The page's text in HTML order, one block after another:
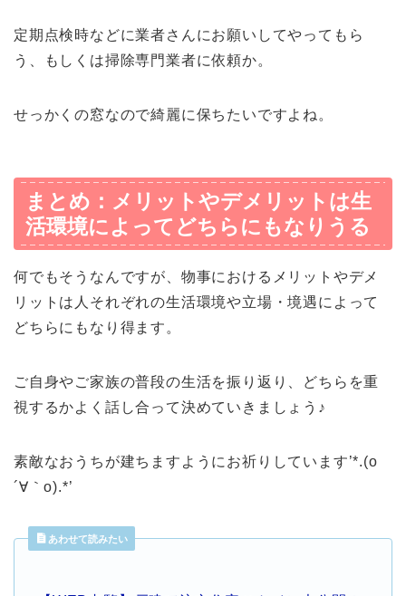
定期点検時などに業者さんにお願いしてやってもら
う、もしくは掃除専門業者に依頼か。
せっかくの窓なので綺麗に保ちたいですよね。
まとめ：メリットやデメリットは生
活環境によってどちらにもなりうる
何でもそうなんですが、物事におけるメリットやデメ
リットは人それぞれの生活環境や立場・境遇によって
どちらにもなり得ます。
ご自身やご家族の普段の生活を振り返り、どちらを重
視するかよく話し合って決めていきましょう♪
素敵なおうちが建ちますようにお祈りしています’*.(o
´∀｀o).*’
あわせて読みたい